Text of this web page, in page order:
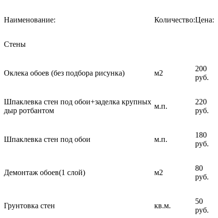
Наименование: Количество:Цена:
Стены
Оклека обоев (без подбора рисунка) м2
200
руб.
Шпаклевка стен под обои+заделка крупных
дыр ротбантом
м.п.
220
руб.
Шпаклевка стен под обои м.п.
180
руб.
Демонтаж обоев(1 слой) м2
80
руб.
Грунтовка стен кв.м.
50
руб.